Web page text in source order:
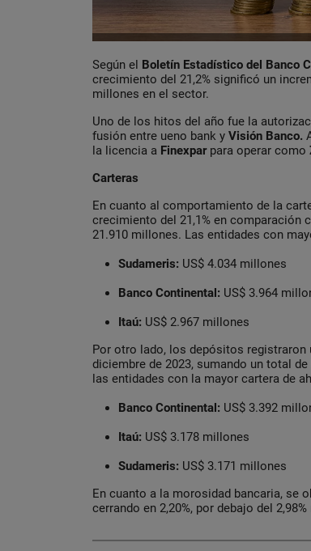
Según el Boletín Estadístico del Banco
crecimiento del 21,2% significó un
millones en el sector.
Uno de los hitos del año fue la
fusión entre ueno bank y Visión Banco.
la licencia a Finexparpara operar como
Carteras
En cuanto al comportamiento de la
crecimiento del 21,1% en comparación
21.910 millones. Las entidades con
Sudameris: US$ 4.034 millones
Banco Continental: US$ 3.964
Itaú: US$ 2.967 millones
Por otro lado, los depósitos registraron
diciembre de 2023, sumando un total
las entidades con la mayor cartera de
Banco Continental: US$ 3.392
Itaú: US$ 3.178 millones
Sudameris: US$ 3.171 millones
En cuanto a la morosidad bancaria, se
cerrando en 2,20%, por debajo del